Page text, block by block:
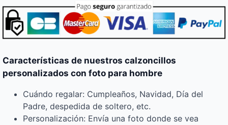
Características de nuestros calzoncillos
personalizados con foto para hombre
Cuándo regalar: Cumpleaños, Navidad, Día del
Padre, despedida de soltero, etc.
Personalización: Envía una foto donde se vea